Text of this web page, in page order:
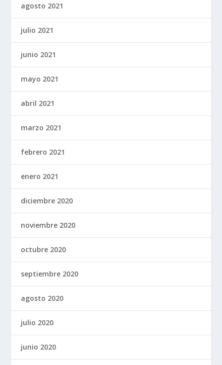
agosto 2021
julio 2021
junio 2021
mayo 2021
abril 2021
marzo 2021
febrero 2021
enero 2021
diciembre 2020
noviembre 2020
octubre 2020
septiembre 2020
agosto 2020
julio 2020
junio 2020